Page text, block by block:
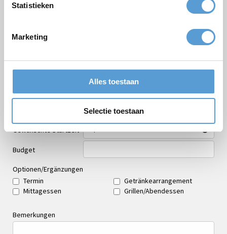
Statistieken
Marketing
Alles toestaan
Selectie toestaan
Vorname
Email *
Personenzahl
Gewünschte Startzeit
Budget
Optionen/Ergänzungen
Termin
Getränkearrangement
Mittagessen
Grillen/Abendessen
Bemerkungen